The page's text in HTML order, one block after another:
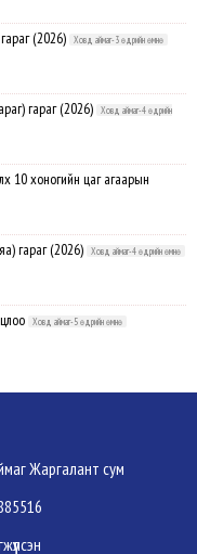
(2026) Ховд аймаг-3 өдрийн өмнө
гараг (2026)
Ховд аймаг-4 өдрийн
10 хоногийн цаг агаарын
гараг (2026) Ховд аймаг-4 өдрийн өмнө
Ховд аймаг-5 өдрийн өмнө
хүндэтгэл үзүүлэв
Ховд
Жаргалант сум